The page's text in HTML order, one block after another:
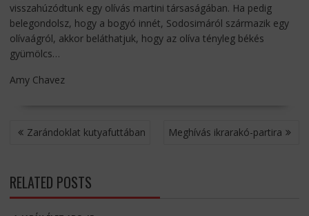
visszahúzódtunk egy olívás martini társaságában. Ha pedig
belegondolsz, hogy a bogyó innét, Sodosimáról származik egy
olívaágról, akkor beláthatjuk, hogy az olíva tényleg békés
gyümölcs…
Amy Chavez
BEJEGYZÉS
NAVIGÁCIÓ
Zarándoklat kutyafuttában Meghívás ikrarakó-partira
RELATED POSTS